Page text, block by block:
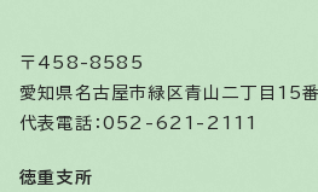
〒458-8585
愛知県名古屋市緑区青山二丁目15
代表電話：052-621-2111
徳重支所